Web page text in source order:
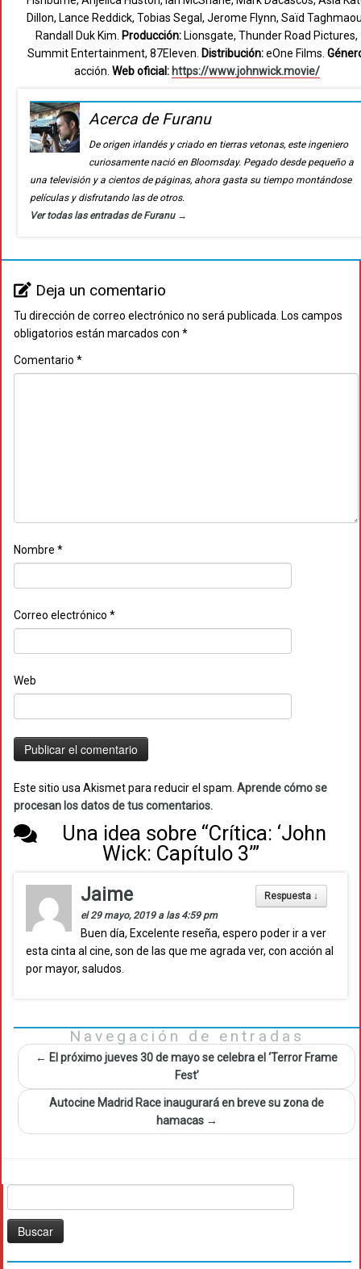
Dillon, Lance Reddick, Tobias Segal, Jerome Flynn, Saïd
Randall Duk Kim. Producción: Lionsgate, Thunder Road Pictures,
Summit Entertainment, 87Eleven. Distribución:eOne Films.
acción. Web oficial: https://www.johnwick.movie/
Acerca de Furanu
De origen irlandés y criado en tierras vetonas, este ingeniero
curiosamente nació en Bloomsday. Pegado desde pequeño a
una televisión y a cientos de páginas, ahora gasta su tiempo montándose
películas y disfrutando las de otros.
Ver todas las entradas de Furanu →
Deja un comentario
Tu dirección de correo electrónico no será publicada. Los campos
obligatorios están marcados con *
Comentario *
Nombre *
Correo electrónico *
Web
Este sitio usa Akismet para reducir el spam. Aprende cómo se
procesan los datos de tus comentarios.
Una idea sobre “Crítica: ‘John
Wick: Capítulo 3’”
Respuesta ↓
Jaime
el 29 mayo, 2019 a las 4:59 pm
Buen día, Excelente reseña, espero poder ir a ver
esta cinta al cine, son de las que me agrada ver, con acción al
por mayor, saludos.
Navegación de entradas
← El próximo jueves 30 de mayo se celebra el ‘Terror Frame
Fest’
Autocine Madrid Race inaugurará en breve su zona de
hamacas →